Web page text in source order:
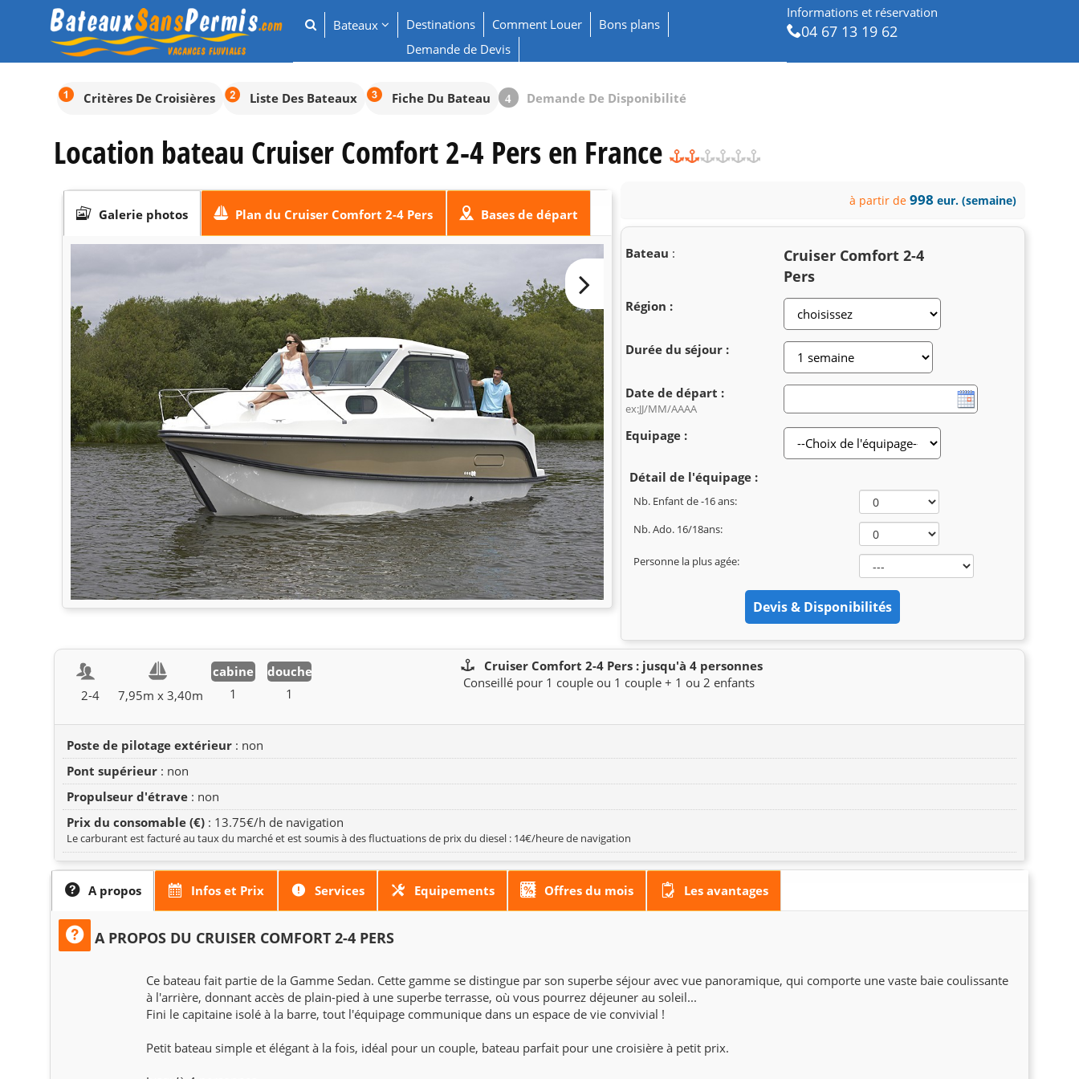
Bateaux Destinations Comment Louer
Bons plans
Demande de Devis
Informations et réservation
04 67 13 19 62
Critères De Croisières Liste Des Bateaux Fiche Du Bateau Demande De Disponibilité
4
Location bateau Cruiser Comfort 2-4 Pers en France
Galerie photos Plan du Cruiser Comfort 2-4 Pers Bases de départ
à partir de 998 eur. (semaine)
Bateau :
Cruiser Comfort 2-4
Pers
Région :
Durée du séjour :
Date de départ :
ex:JJ/MM/AAAA
Equipage :
Détail de l'équipage :
Nb. Enfant de -16 ans:
Nb. Ado. 16/18ans:
Personne la plus agée:
2-4 7,95m x 3,40m
cabine
1
douche
1
Cruiser Comfort 2-4 Pers : jusqu'à 4 personnes
Conseillé pour 1 couple ou 1 couple + 1 ou 2 enfants
Poste de pilotage extérieur : non
Pont supérieur : non
Propulseur d'étrave : non
Prix du consomable (€) : 13.75€/h de navigation
Le carburant est facturé au taux du marché et est soumis à des fluctuations de prix du diesel : 14€/heure de navigation
A propos Infos et Prix Services Equipements Offres du mois Les avantages
A PROPOS DU CRUISER COMFORT 2-4 PERS
Ce bateau fait partie de la Gamme Sedan. Cette gamme se distingue par son superbe séjour avec vue panoramique, qui comporte une vaste baie coulissante
à l'arrière, donnant accès de plain-pied à une superbe terrasse, où vous pourrez déjeuner au soleil...
Fini le capitaine isolé à la barre, tout l'équipage communique dans un espace de vie convivial !
Petit bateau simple et élégant à la fois, idéal pour un couple, bateau parfait pour une croisière à petit prix.